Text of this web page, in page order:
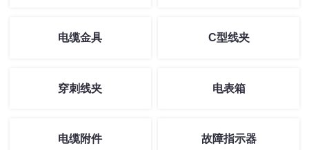
电缆金具 C型线夹
穿刺线夹 电表箱
电缆附件 故障指示器